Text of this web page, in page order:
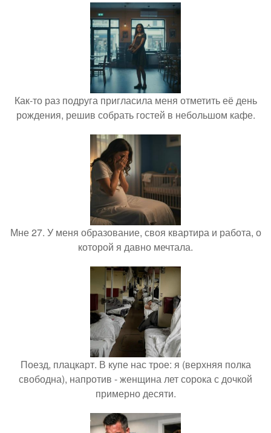
Как-то раз подруга пригласила меня отметить её день
рождения, решив собрать гостей в небольшом кафе.
Мне 27. У меня образование, своя квартира и работа, о
которой я давно мечтала.
Поезд, плацкарт. В купе нас трое: я (верхняя полка
свободна), напротив - женщина лет сорока с дочкой
примерно десяти.